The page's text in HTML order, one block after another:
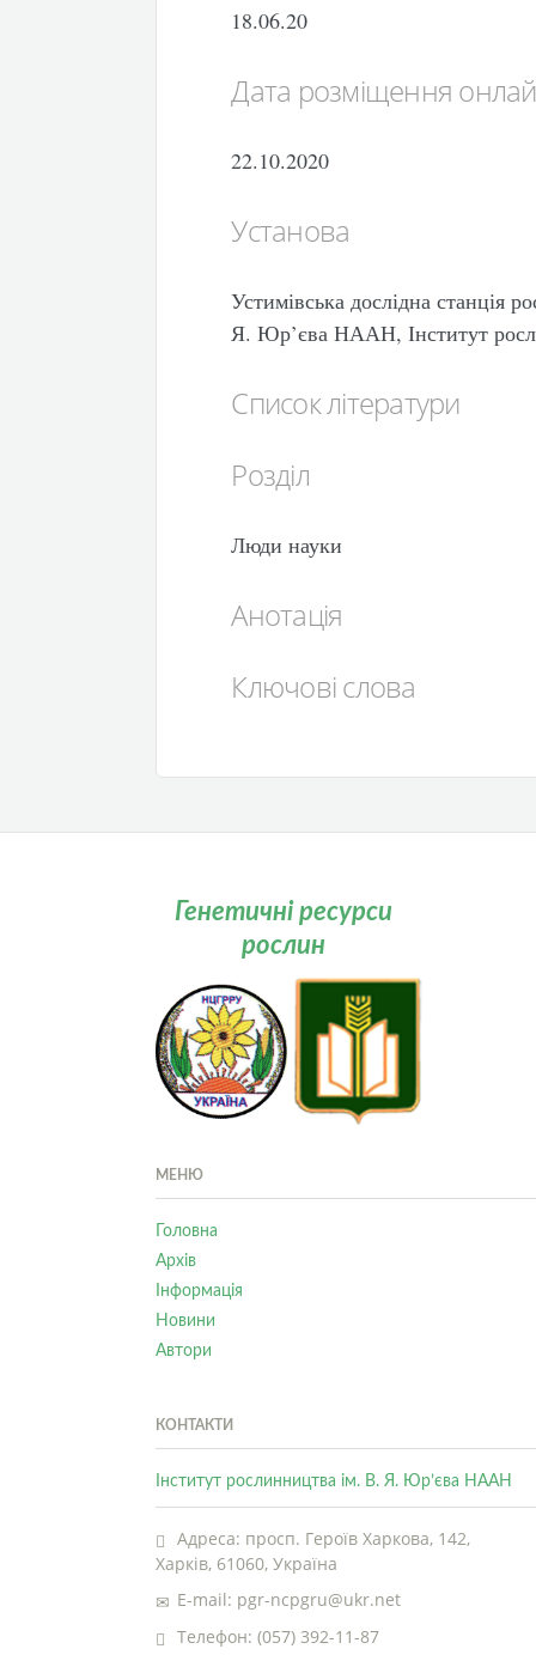
18.06.20
Дата розміщення
22.10.2020
Установа
Устимівська дослідна станція
Я. Юр’єва НААН, Інститут
Список літератури
Розділ
Люди науки
Анотація
Ключові слова
Генетичні ресурси
рослин
МЕНЮ
Головна
Архів
Інформація
Новини
Автори
КОНТАКТИ
Інститут рослинництва ім. В. Я. Юр’єва НААН
Адреса: просп. Героїв Харкова, 142,
Харків, 61060, Україна
E-mail: pgr-ncpgru@ukr.net
Телефон: (057) 392-11-87